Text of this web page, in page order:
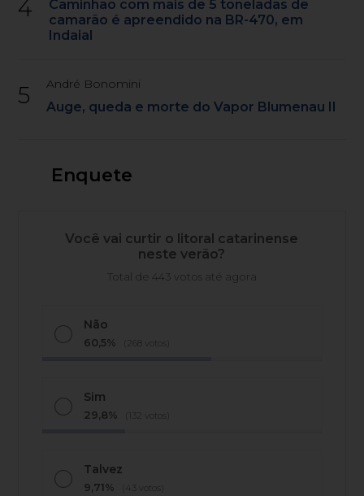
4
Caminhão com mais de 5 toneladas de
camarão é apreendido na BR-470, em
Indaial
5 André Bonomini
Auge, queda e morte do Vapor Blumenau II
Enquete
Você vai curtir o litoral catarinense
neste verão?
Total de 443 votos até agora
Não
60,5% (268 votos)
Sim
29,8% (132 votos)
Talvez
9,71% (43 votos)